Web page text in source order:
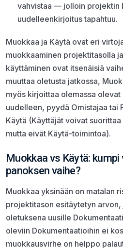
vahvistaa — jolloin projektin
uudelleenkirjoitus tapahtuu.
Muokkaa ja Käytä ovat eri
muokkaaminen projektitasolla
käyttäminen ovat itsenäisiä
muuttaa oletusta jatkossa,
myös kirjoittaa olemassa
uudelleen, pyydä Omistajaa tai
Käytä (Käyttäjät voivat
mutta eivät Käytä-toimintoa).
Muokkaa vs Käytä: kumpi
panoksen vaihe?
Muokkaa yksinään on matalan
projektitason esitäytetyn arvon,
oletuksena uusille
oleviin Dokumentaatioihin ei
muokkausvirhe on helppo